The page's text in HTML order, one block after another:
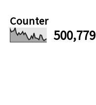
Counter
500,779